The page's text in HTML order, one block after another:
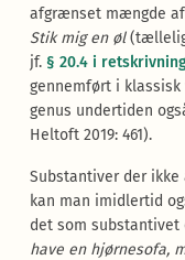
afgrænset mængde
Stik mig en øl
jf. § 20.4 i
gennemført i
genus undertiden
Heltoft 2019: 461).
Substantiver der
kan man imidlertid
det som
have en hjørnesofa,